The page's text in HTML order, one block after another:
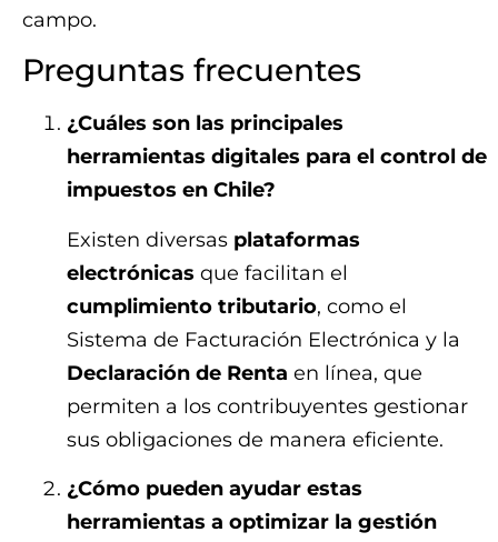
campo.
Preguntas frecuentes
¿Cuáles son las principales
herramientas digitales para el control de
impuestos en Chile?
Existen diversas plataformas
electrónicas que facilitan el
cumplimiento tributario, como el
Sistema de Facturación Electrónica y la
Declaración de Renta en línea, que
permiten a los contribuyentes gestionar
sus obligaciones de manera eficiente.
¿Cómo pueden ayudar estas
herramientas a optimizar la gestión